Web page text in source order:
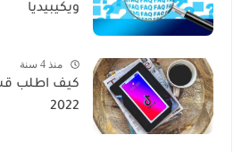
ويكيبيديا
منذ 4 سنة
كيف اطلب
2022